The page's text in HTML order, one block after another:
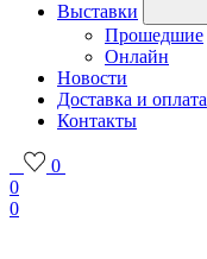
Выставки
Прошедшие
Онлайн
Новости
Доставка и оплата
Контакты
0
0
0